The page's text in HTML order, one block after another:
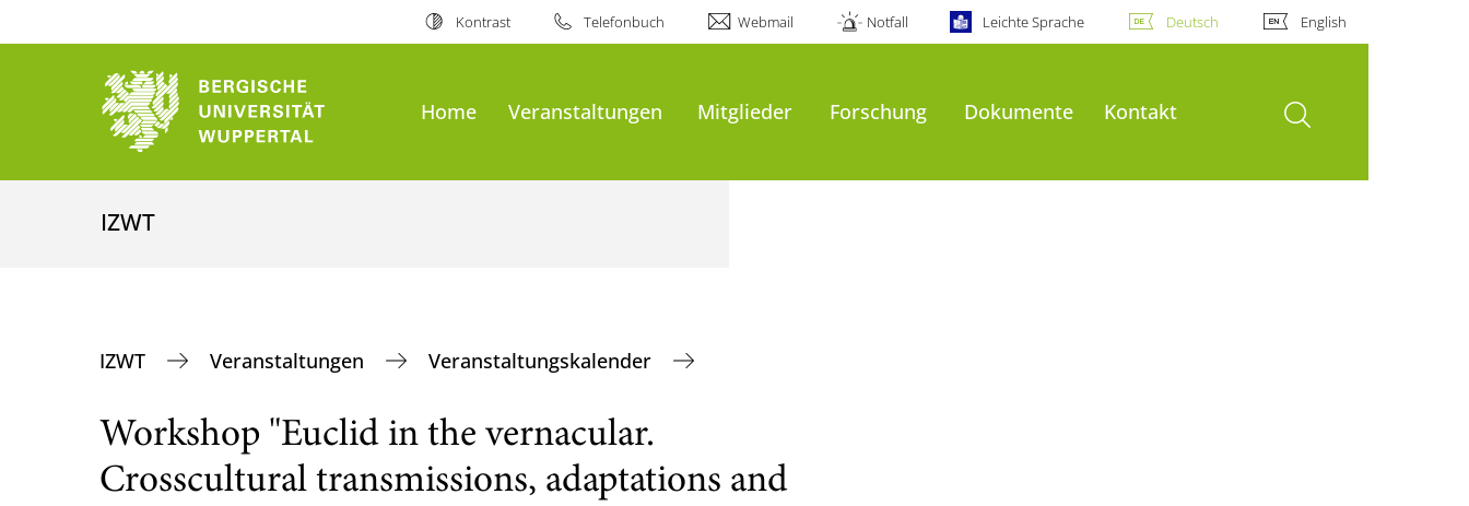
Kontrast Telefonbuch Webmail Notfall Leichte Sprache Deutsch English
Home Veranstaltungen Mitglieder Forschung Dokumente Kontakt Suche öffnen
IZWT
IZWT Veranstaltungen Veranstaltungskalender
Workshop "Euclid in the vernacular.
Crosscultural transmissions, adaptations and